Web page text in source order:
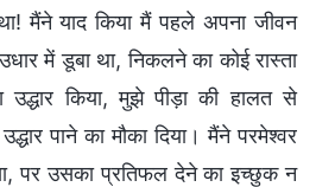
मैंने याद किया मैं पहले अपना जीवन
में डूबा था, निकलने का कोई रास्ता
उद्धार किया, मुझे पीड़ा की हालत से
पाने का मौका दिया। मैंने परमेश्वर
पर उसका प्रतिफल देने का इच्छुक न